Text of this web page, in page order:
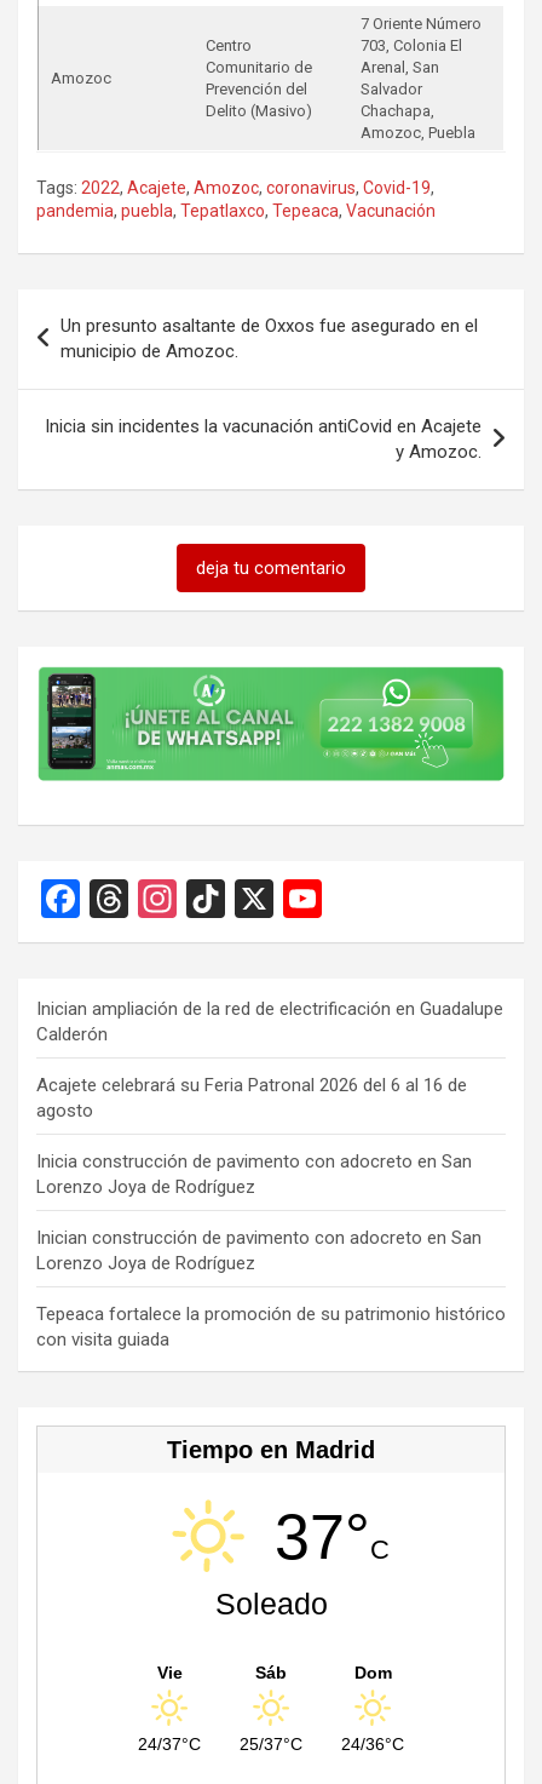
Amozoc
Centro
Comunitario de
Prevención del
Delito (Masivo)
7 Oriente Número
703, Colonia El
Arenal, San
Salvador
Chachapa,
Amozoc, Puebla
Tags: 2022, Acajete, Amozoc, coronavirus, Covid-19,
pandemia, puebla, Tepatlaxco, Tepeaca, Vacunación
de
entradas
Un presunto asaltante de Oxxos fue asegurado en el
municipio de Amozoc.
Inicia sin incidentes la vacunación antiCovid en Acajete
y Amozoc.
deja tu comentario
F
a
b
o
o
k
T
hr
a
d
s
In
st
gr
a
m
Ti
k
o
k
X
o
T
u
b
e
C
h
a
n
n
el
Inician ampliación de la red de electrificación en Guadalupe
Calderón
Acajete celebrará su Feria Patronal 2026 del 6 al 16 de
agosto
Inicia construcción de pavimento con adocreto en San
Lorenzo Joya de Rodríguez
Inician construcción de pavimento con adocreto en San
Lorenzo Joya de Rodríguez
Tepeaca fortalece la promoción de su patrimonio histórico
con visita guiada
Tiempo en Madrid
37°C
Soleado
Vie
24/37°C
Sáb
25/37°C
Dom
24/36°C